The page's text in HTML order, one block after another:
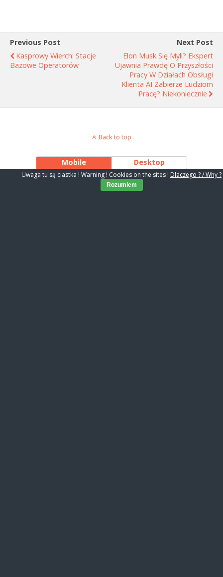
Previous Post
Kasprowy Wierch: Stacje
Bazowe Operatorów
Next Post
Elon Musk Się Myli? Ekspert
Ujawnia Prawdę O Przyszłości
Pracy W Działach Obsługi
Klienta AI Zabierze Ludziom
Pracę? Niekoniecznie
Back to top
Mobile Desktop
Uwaga tu są ciastka ! Warning ! Cookies on the sites ! Dlaczego ? / Why ?
Rozumiem